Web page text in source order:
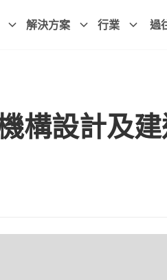
解決方案 行業 過
構設計及